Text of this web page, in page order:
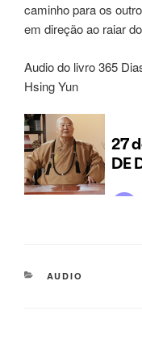
caminho para os
em direção ao raiar
Audio do livro 365
Hsing Yun
AUDIO